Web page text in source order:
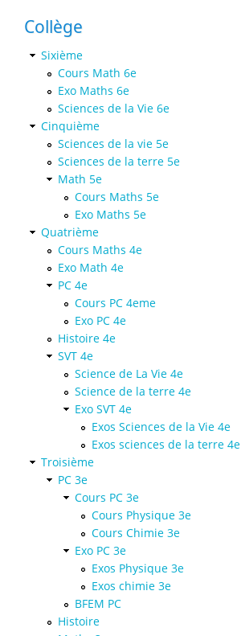
Collège
Sixième
Cours Math 6e
Exo Maths 6e
Sciences de la Vie 6e
Cinquième
Sciences de la vie 5e
Sciences de la terre 5e
Math 5e
Cours Maths 5e
Exo Maths 5e
Quatrième
Cours Maths 4e
Exo Math 4e
PC 4e
Cours PC 4eme
Exo PC 4e
Histoire 4e
SVT 4e
Science de La Vie 4e
Science de la terre 4e
Exo SVT 4e
Exos Sciences de la Vie 4e
Exos sciences de la terre 4e
Troisième
PC 3e
Cours PC 3e
Cours Physique 3e
Cours Chimie 3e
Exo PC 3e
Exos Physique 3e
Exos chimie 3e
BFEM PC
Histoire